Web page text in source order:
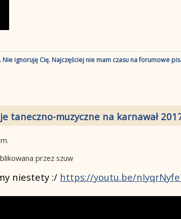
ignoruję Cię. Najczęściej nie mam czasu na forumowe
taneczno-muzyczne na karnawał
.
przez szuw
niestety :/ https://youtu.be/